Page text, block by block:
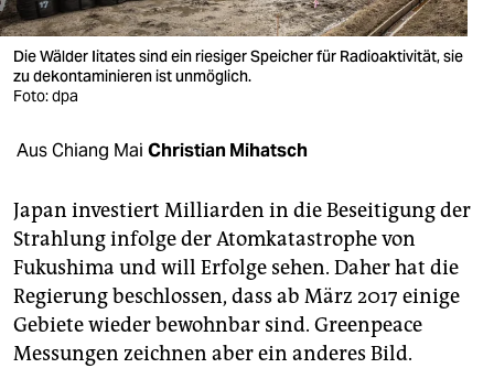
verlag
verlag
shop
fragen & hilfe
unterstützen
abo
genossenschaft
Die Wälder Iitates sind ein riesiger Speicher für Radioaktivität, sie
zu dekontaminieren ist unmöglich.
Foto: dpa
Aus Chiang Mai Christian Mihatsch
Japan investiert Milliarden in die Beseitigung der
Strahlung infolge der Atomkatastrophe von
Fukushima und will Erfolge sehen. Daher hat die
Regierung beschlossen, dass ab März 2017 einige
Gebiete wieder bewohnbar sind. Greenpeace
Messungen zeichnen aber ein anderes Bild.